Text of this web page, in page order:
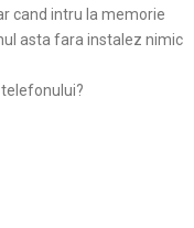
cand intru la memorie
asta fara instalez nimic